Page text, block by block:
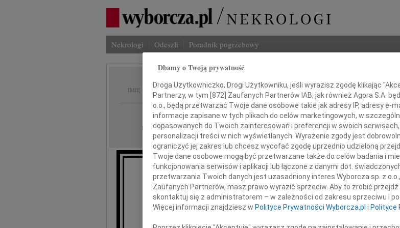
Nekrologi Odeszli Poradnik pogrzebowy
IMIĘ I NAZWISKO: Teresa Konkol
REGION: Kraków
DATA EMISJI: 28.02.2018
Z głębokim żalem żegnam
moją Mamę Chrzestną
Teresę Konkol
Dbamy o Twoją prywatność
Droga Użytkowniczko, Drogi Użytkowniku, jeśli wyrazisz zgodę klikając
Partnerzy, w tym [872] Zaufanych Partnerów IAB, jak również Agora S.A.
o.o., będą przetwarzać Twoje dane osobowe takie jak adresy IP, adresy e-
informacje zapisane w tych plikach do celów marketingowych, w
dopasowanych do Twoich zainteresowań i preferencji w swoich
personalizacji treści w nich wyświetlanych. Wyrażenie zgody jest
ograniczyć jej zakres lub chcesz wycofać zgodę uprzednio udzieloną
Twoje dane osobowe mogą być przetwarzane także do celów badania i
funkcjonowania serwisów i aplikacji lub łączone z danymi dot.
przetwarzania Twoich danych jest uzasadniony interes Wyborcza sp. z o.o.,
Zaufanych Partnerów, masz prawo wyrazić sprzeciw. Aby to zrobić przejdź
skontaktuj się z administratorem – w zależności od zakresu sprzeciwu i
Więcej informacji znajdziesz w Polityce Prywatności Wyborcza.pl i Polityce